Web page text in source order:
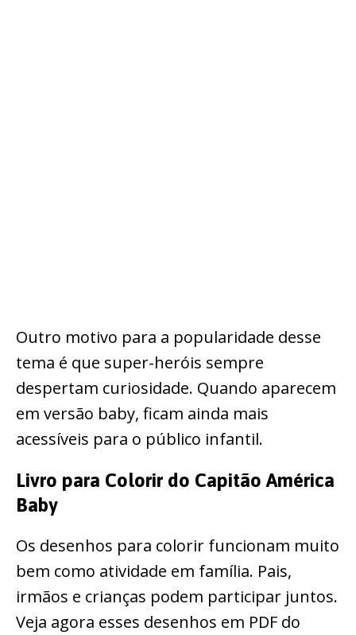
Outro motivo para a popularidade desse
tema é que super-heróis sempre
despertam curiosidade. Quando aparecem
em versão baby, ficam ainda mais
acessíveis para o público infantil.
Livro para Colorir do Capitão América
Baby
Os desenhos para colorir funcionam muito
bem como atividade em família. Pais,
irmãos e crianças podem participar juntos.
Veja agora esses desenhos em PDF do